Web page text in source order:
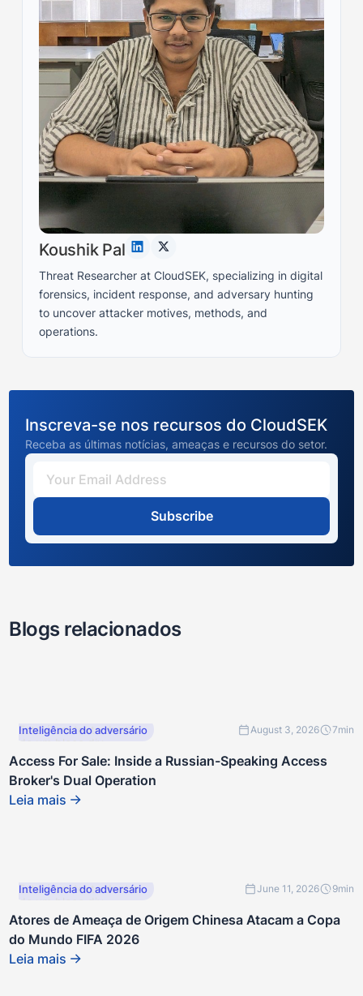
Koushik Pal
Threat Researcher at CloudSEK, specializing in digital
forensics, incident response, and adversary hunting
to uncover attacker motives, methods, and
operations.
Inscreva-se nos recursos do CloudSEK
Receba as últimas notícias, ameaças e recursos do setor.
Subscribe
Blogs relacionados
Este é um texto dentro
de um bloco div.
Inteligência do adversário August 3, 2026 7min
Access For Sale: Inside a Russian-Speaking Access
Broker's Dual Operation
Leia mais
Este é um texto dentro
de um bloco div.
Inteligência do adversário June 11, 2026 9min
Atores de Ameaça de Origem Chinesa Atacam a Copa
do Mundo FIFA 2026
Leia mais